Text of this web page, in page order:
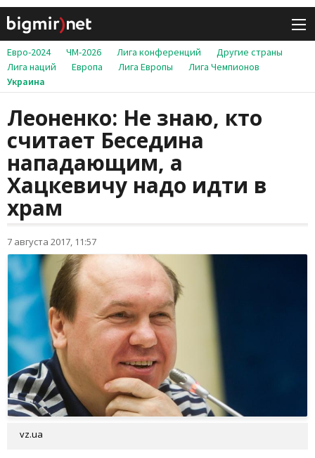
Евро-2024 ЧМ-2026 Лига конференций
Другие страны
Лига наций
Европа Лига Европы
Лига Чемпионов
Украина
Леоненко: Не знаю, кто
считает Беседина
нападающим, а
Хацкевичу надо идти в
храм
7 августа 2017, 11:57
vz.ua